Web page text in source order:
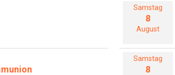
Samstag
8
August
Samstag
8